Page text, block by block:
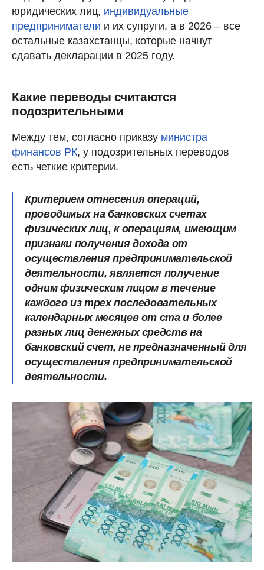
юридических лиц, индивидуальные
предприниматели и их супруги, а в 2026 – все
остальные казахстанцы, которые начнут
сдавать декларации в 2025 году.
Какие переводы считаются
подозрительными
Между тем, согласно приказу министра
финансов РК, у подозрительных переводов
есть четкие критерии.
Критерием отнесения операций,
проводимых на банковских счетах
физических лиц, к операциям, имеющим
признаки получения дохода от
осуществления предпринимательской
деятельности, является получение
одним физическим лицом в течение
каждого из трех последовательных
календарных месяцев от ста и более
разных лиц денежных средств на
банковский счет, не предназначенный для
осуществления предпринимательской
деятельности.